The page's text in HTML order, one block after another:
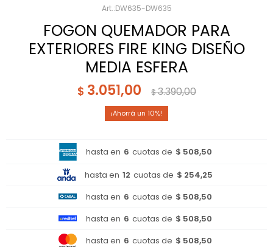
DW635-DW635
FOGON QUEMADOR PARA
EXTERIORES FIRE KING DISEÑO
MEDIA ESFERA
$ 3.051,00 $3.390,00
10
hasta en 6 cuotas de $ 508,50
hasta en 12 cuotas de $ 254,25
hasta en 6 cuotas de $ 508,50
hasta en 6 cuotas de $ 508,50
hasta en 6 cuotas de $ 508,50